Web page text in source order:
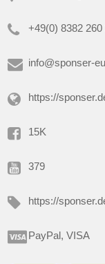
+49(0) 8382 260
info@sponser-
https://
15K
379
https://
PayPal, VISA